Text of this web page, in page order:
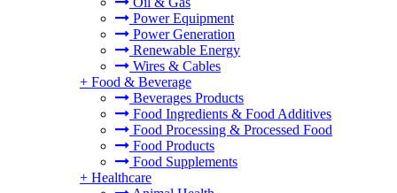
Power Equipment
Power Generation
Renewable Energy
Wires & Cables
+ Food & Beverage
Beverages Products
Food Ingredients & Food Additives
Food Processing & Processed Food
Food Products
Food Supplements
+ Healthcare